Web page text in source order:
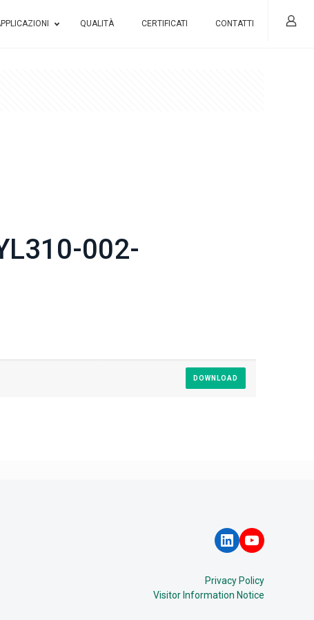
QUALITÀ CERTIFICATI CONTATTI
002-
DOWNLOAD
LinkedIn
YouTube
Privacy Policy
Visitor Information Notice